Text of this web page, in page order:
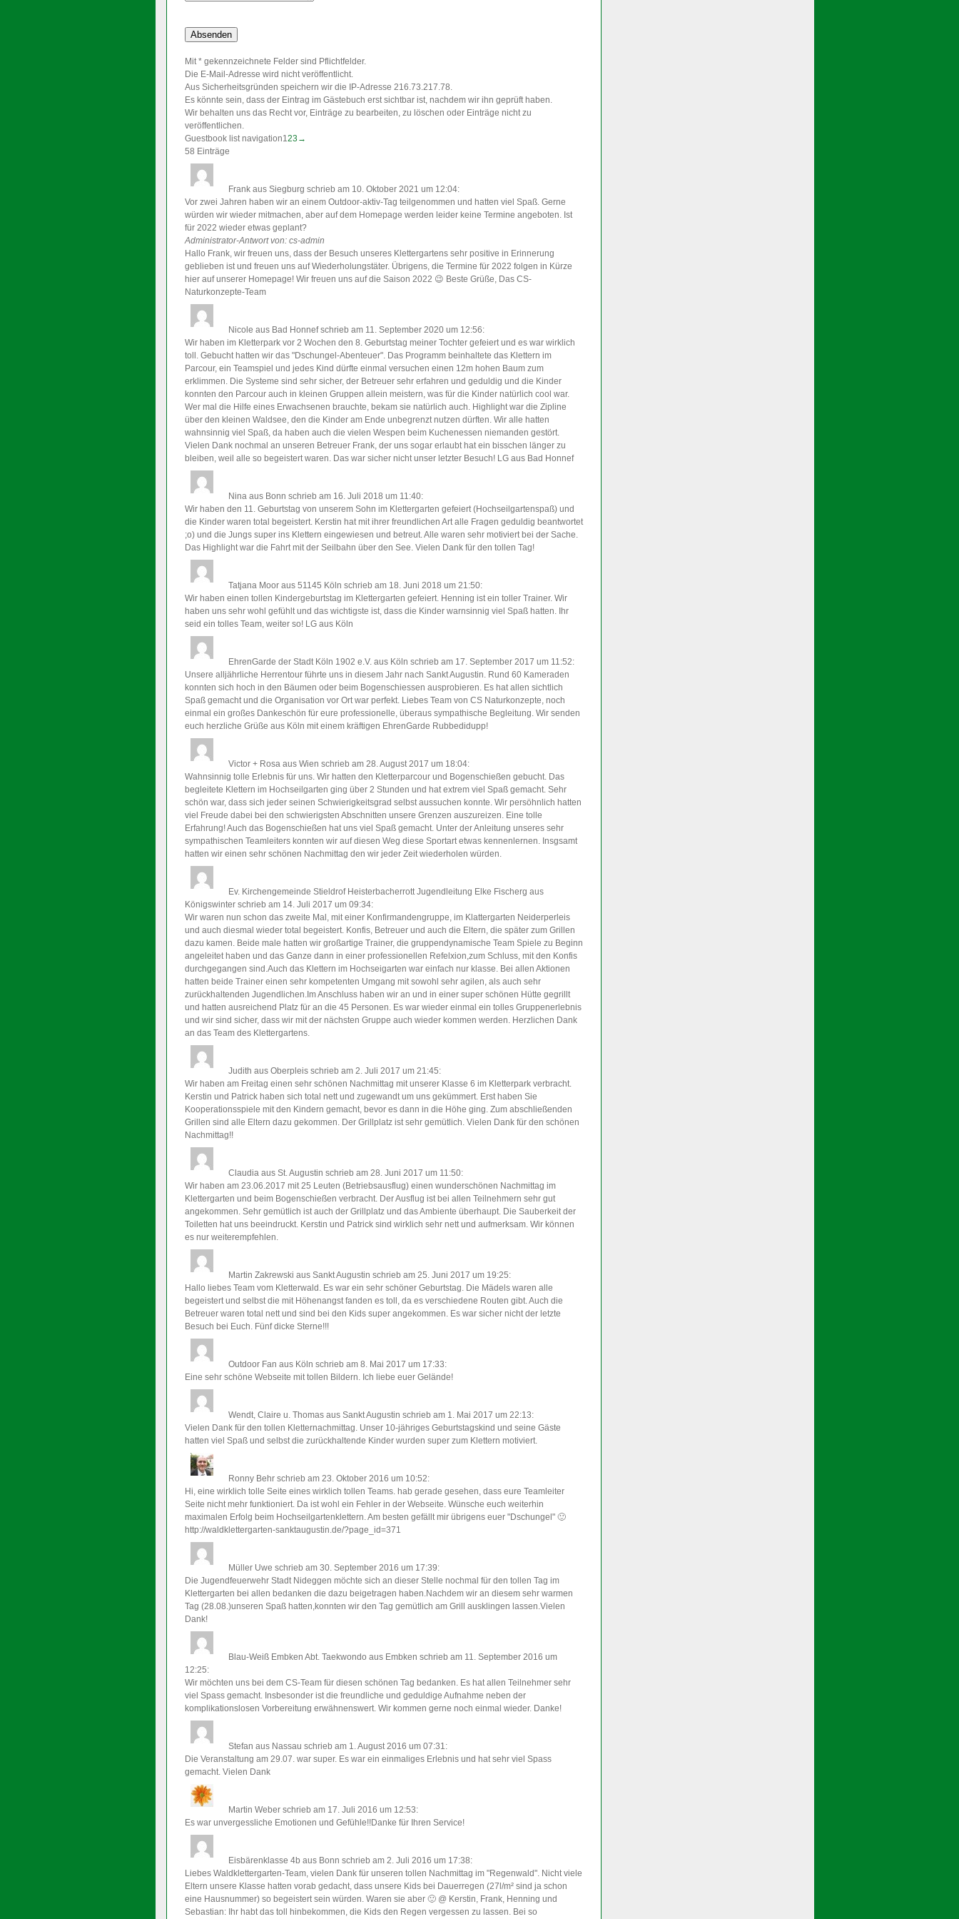
Mit * gekennzeichnete Felder sind Pflichtfelder.
Die E-Mail-Adresse wird nicht veröffentlicht.
Aus Sicherheitsgründen speichern wir die IP-Adresse 216.73.217.78.
Es könnte sein, dass der Eintrag im Gästebuch erst sichtbar ist, nachdem wir ihn geprüft haben.
Wir behalten uns das Recht vor, Einträge zu bearbeiten, zu löschen oder Einträge nicht zu
veröffentlichen.
Guestbook list navigation123 →
58 Einträge
Frank aus Siegburg schrieb am 10. Oktober 2021 um 12:04:
Vor zwei Jahren haben wir an einem Outdoor-aktiv-Tag teilgenommen und hatten viel Spaß. Gerne
würden wir wieder mitmachen, aber auf dem Homepage werden leider keine Termine angeboten. Ist
für 2022 wieder etwas geplant?
Administrator-Antwort von: cs-admin
Hallo Frank, wir freuen uns, dass der Besuch unseres Klettergartens sehr positive in Erinnerung
geblieben ist und freuen uns auf Wiederholungstäter. Übrigens, die Termine für 2022 folgen in Kürze
hier auf unserer Homepage! Wir freuen uns auf die Saison 2022 😉 Beste Grüße, Das CS-
Naturkonzepte-Team
Nicole aus Bad Honnef schrieb am 11. September 2020um 12:56:
Wir haben im Kletterpark vor 2 Wochen den 8. Geburtstag meiner Tochter gefeiert und es war wirklich
toll. Gebucht hatten wir das "Dschungel-Abenteuer". Das Programm beinhaltete das Klettern im
Parcour, ein Teamspiel und jedes Kind dürfte einmal versuchen einen 12m hohen Baum zum
erklimmen. Die Systeme sind sehr sicher, der Betreuer sehr erfahren und geduldig und die Kinder
konnten den Parcour auch in kleinen Gruppen allein meistern, was für die Kinder natürlich cool war.
Wer mal die Hilfe eines Erwachsenen brauchte, bekam sie natürlich auch. Highlight war die Zipline
über den kleinen Waldsee, den die Kinder am Ende unbegrenzt nutzen dürften. Wir alle hatten
wahnsinnig viel Spaß, da haben auch die vielen Wespen beim Kuchenessen niemanden gestört.
Vielen Dank nochmal an unseren Betreuer Frank, der uns sogar erlaubt hat ein bisschen länger zu
bleiben, weil alle so begeistert waren. Das war sicher nicht unser letzter Besuch! LG aus Bad Honnef
Nina aus Bonn schrieb am 16. Juli 2018 um 11:40:
Wir haben den 11. Geburtstag von unserem Sohn im Klettergarten gefeiert (Hochseilgartenspaß) und
die Kinder waren total begeistert. Kerstin hat mit ihrer freundlichen Art alle Fragen geduldig beantwortet
;o) und die Jungs super ins Klettern eingewiesen und betreut. Alle waren sehr motiviert bei der Sache.
Das Highlight war die Fahrt mit der Seilbahn über den See. Vielen Dank für den tollen Tag!
Tatjana Moor aus 51145 Köln schrieb am 18. Juni 2018 um 21:50:
Wir haben einen tollen Kindergeburtstag im Klettergarten gefeiert. Henning ist ein toller Trainer. Wir
haben uns sehr wohl gefühlt und das wichtigste ist, dass die Kinder warnsinnig viel Spaß hatten. Ihr
seid ein tolles Team, weiter so! LG aus Köln
EhrenGarde der Stadt Köln 1902 e.V. aus Köln schrieb am 17. September 2017 um 11:52:
Unsere alljährliche Herrentour führte uns in diesem Jahr nach Sankt Augustin. Rund 60 Kameraden
konnten sich hoch in den Bäumen oder beim Bogenschiessen ausprobieren. Es hat allen sichtlich
Spaß gemacht und die Organisation vor Ort war perfekt. Liebes Team von CS Naturkonzepte, noch
einmal ein großes Dankeschön für eure professionelle, überaus sympathische Begleitung. Wir senden
euch herzliche Grüße aus Köln mit einem kräftigen EhrenGarde Rubbedidupp!
Victor + Rosa aus Wien schrieb am 28. August 2017 um 18:04:
Wahnsinnig tolle Erlebnis für uns. Wir hatten den Kletterparcour und Bogenschießen gebucht. Das
begleitete Klettern im Hochseilgarten ging über 2 Stunden und hat extrem viel Spaß gemacht. Sehr
schön war, dass sich jeder seinen Schwierigkeitsgrad selbst aussuchen konnte. Wir persöhnlich hatten
viel Freude dabei bei den schwierigsten Abschnitten unsere Grenzen auszureizen. Eine tolle
Erfahrung! Auch das Bogenschießen hat uns viel Spaß gemacht. Unter der Anleitung unseres sehr
sympathischen Teamleiters konnten wir auf diesen Weg diese Sportart etwas kennenlernen. Insgsamt
hatten wir einen sehr schönen Nachmittag den wir jeder Zeit wiederholen würden.
Ev. Kirchengemeinde Stieldrof Heisterbacherrott Jugendleitung Elke Fischerg aus
Königswinter schrieb am 14. Juli 2017 um 09:34:
Wir waren nun schon das zweite Mal, mit einer Konfirmandengruppe, im Klattergarten Neiderperleis
und auch diesmal wieder total begeistert. Konfis, Betreuer und auch die Eltern, die später zum Grillen
dazu kamen. Beide male hatten wir großartige Trainer, die gruppendynamische Team Spiele zu Beginn
angeleitet haben und das Ganze dann in einer professionellen Refelxion,zum Schluss, mit den Konfis
durchgegangen sind.Auch das Klettern im Hochseigarten war einfach nur klasse. Bei allen Aktionen
hatten beide Trainer einen sehr kompetenten Umgang mit sowohl sehr agilen, als auch sehr
zurückhaltenden Jugendlichen.Im Anschluss haben wir an und in einer super schönen Hütte gegrillt
und hatten ausreichend Platz für an die 45 Personen. Es war wieder einmal ein tolles Gruppenerlebnis
und wir sind sicher, dass wir mit der nächsten Gruppe auch wieder kommen werden. Herzlichen Dank
an das Team des Klettergartens.
Judith aus Oberpleis schrieb am 2. Juli 2017 um 21:45:
Wir haben am Freitag einen sehr schönen Nachmittag mit unserer Klasse 6 im Kletterpark verbracht.
Kerstin und Patrick haben sich total nett und zugewandt um uns gekümmert. Erst haben Sie
Kooperationsspiele mit den Kindern gemacht, bevor es dann in die Höhe ging. Zum abschließenden
Grillen sind alle Eltern dazu gekommen. Der Grillplatz ist sehr gemütlich. Vielen Dank für den schönen
Nachmittag!!
Claudia aus St. Augustin schrieb am 28. Juni 2017 um 11:50:
Wir haben am 23.06.2017 mit 25 Leuten (Betriebsausflug) einen wunderschönen Nachmittag im
Klettergarten und beim Bogenschießen verbracht. Der Ausflug ist bei allen Teilnehmern sehr gut
angekommen. Sehr gemütlich ist auch der Grillplatz und das Ambiente überhaupt. Die Sauberkeit der
Toiletten hat uns beeindruckt. Kerstin und Patrick sind wirklich sehr nett und aufmerksam. Wir können
es nur weiterempfehlen.
Martin Zakrewski aus Sankt Augustin schrieb am 25. Juni 2017 um 19:25:
Hallo liebes Team vom Kletterwald. Es war ein sehr schöner Geburtstag. Die Mädels waren alle
begeistert und selbst die mit Höhenangst fanden es toll, da es verschiedene Routen gibt. Auch die
Betreuer waren total nett und sind bei den Kids super angekommen. Es war sicher nicht der letzte
Besuch bei Euch. Fünf dicke Sterne!!!
Outdoor Fan aus Köln schrieb am 8. Mai 2017 um 17:33:
Eine sehr schöne Webseite mit tollen Bildern. Ich liebe euer Gelände!
Wendt, Claire u. Thomas aus Sankt Augustin schrieb am 1. Mai 2017 um 22:13:
Vielen Dank für den tollen Kletternachmittag. Unser 10-jähriges Geburtstagskind und seine Gäste
hatten viel Spaß und selbst die zurückhaltende Kinder wurden super zum Klettern motiviert.
Ronny Behr schrieb am 23. Oktober 2016 um 10:52:
Hi, eine wirklich tolle Seite eines wirklich tollen Teams. hab gerade gesehen, dass eure Teamleiter
Seite nicht mehr funktioniert. Da ist wohl ein Fehler in der Webseite. Wünsche euch weiterhin
maximalen Erfolg beim Hochseilgartenklettern. Am besten gefällt mir übrigens euer "Dschungel" 🙂
http://waldklettergarten-sanktaugustin.de/?page_id=371
Müller Uwe schrieb am 30. September 2016 um 17:39:
Die Jugendfeuerwehr Stadt Nideggen möchte sich an dieser Stelle nochmal für den tollen Tag im
Klettergarten bei allen bedanken die dazu beigetragen haben.Nachdem wir an diesem sehr warmen
Tag (28.08.)unseren Spaß hatten,konnten wir den Tag gemütlich am Grill ausklingen lassen.Vielen
Dank!
Blau-Weiß Embken Abt. Taekwondo aus Embken schrieb am 11. September 2016 um
12:25:
Wir möchten uns bei dem CS-Team für diesen schönen Tag bedanken. Es hat allen Teilnehmer sehr
viel Spass gemacht. Insbesonder ist die freundliche und geduldige Aufnahme neben der
komplikationslosen Vorbereitung erwähnenswert. Wir kommen gerne noch einmal wieder. Danke!
Stefan aus Nassau schrieb am 1. August 2016 um 07:31:
Die Veranstaltung am 29.07. war super. Es war ein einmaliges Erlebnis und hat sehr viel Spass
gemacht. Vielen Dank
Martin Weber schrieb am 17. Juli 2016 um 12:53:
Es war unvergessliche Emotionen und Gefühle!!Danke für Ihren Service!
Eisbärenklasse 4b aus Bonn schrieb am 2. Juli 2016 um 17:38:
Liebes Waldklettergarten-Team, vielen Dank für unseren tollen Nachmittag im "Regenwald". Nicht viele
Eltern unsere Klasse hatten vorab gedacht, dass unsere Kids bei Dauerregen (27l/m² sind ja schon
eine Hausnummer) so begeistert sein würden. Waren sie aber 🙂 @ Kerstin, Frank, Henning und
Sebastian: Ihr habt das toll hinbekommen, die Kids den Regen vergessen zu lassen. Bei so